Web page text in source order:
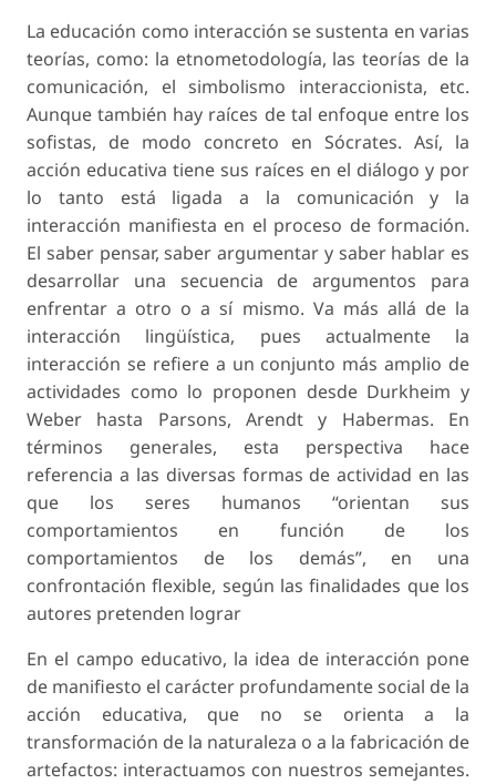
La educación como interacción se sustenta en varias
teorías, como: la etnometodología, las teorías de la
comunicación, el simbolismo interaccionista, etc.
Aunque también hay raíces de tal enfoque entre los
sofistas, de modo concreto en Sócrates. Así, la
acción educativa tiene sus raíces en el diálogo y por
lo tanto está ligada a la comunicación y la
interacción manifiesta en el proceso de formación.
El saber pensar, saber argumentar y saber hablar es
desarrollar una secuencia de argumentos para
enfrentar a otro o a sí mismo. Va más allá de la
interacción lingüística, pues actualmente la
interacción se refiere a un conjunto más amplio de
actividades como lo proponen desde Durkheim y
Weber hasta Parsons, Arendt y Habermas. En
términos generales, esta perspectiva hace
referencia a las diversas formas de actividad en las
que los seres humanos “orientan sus
comportamientos en función de los
comportamientos de los demás”, en una
confrontación flexible, según las finalidades que los
autores pretenden lograr
En el campo educativo, la idea de interacción pone
de manifiesto el carácter profundamente social de la
acción educativa, que no se orienta a la
transformación de la naturaleza o a la fabricación de
artefactos: interactuamos con nuestros semejantes.